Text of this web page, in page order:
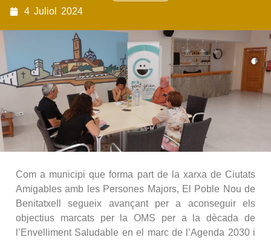
4 Juliol 2024
Com a municipi que forma part de la xarxa de Ciutats
Amigables amb les Persones Majors, El Poble Nou de
Benitatxell segueix avançant per a aconseguir els
objectius marcats per la OMS per a la dècada de
l’Envelliment Saludable en el marc de l’Agenda 2030 i